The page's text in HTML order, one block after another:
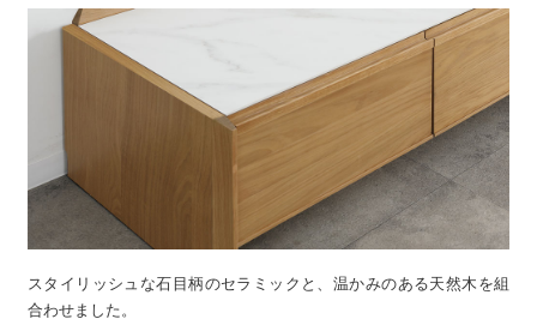
スタイリッシュな石目柄のセラミックと、温かみのある天然木を組
合わせました。